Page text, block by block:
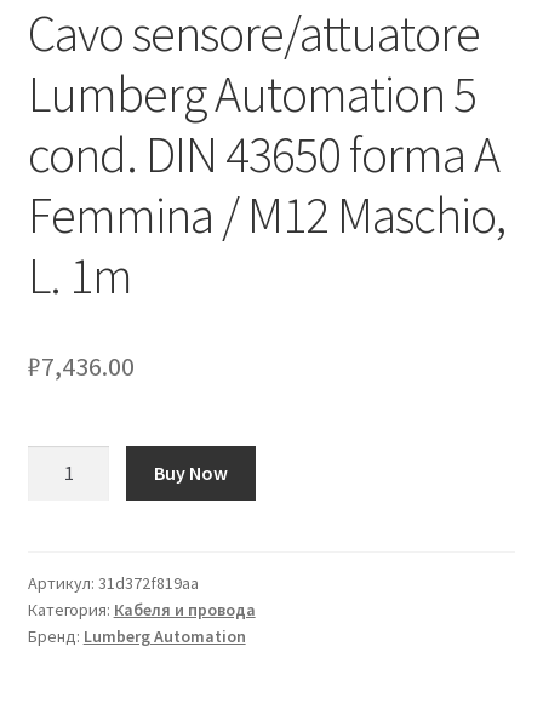
Скидки
Сотрудничество
Cavo sensore/attuatore
Lumberg Automation 5
cond. DIN 43650 forma A
Femmina / M12 Maschio,
L. 1m
₽7,436.00
Lumberg
Automation
5
Buy Now
Артикул: 31d372f819aa
Категория: Кабеля и провода
Бренд: Lumberg Automation